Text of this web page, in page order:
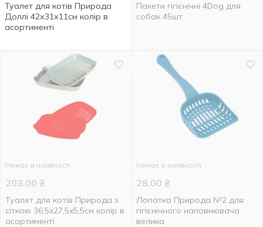
Туалет для котів Природа
Доллі 42х31х11см колір в
асортименті
Пакети гігієнічні 4Dog для
собак 45шт
Немає в наявності
203.00 ₴
Туалет для котів Природа з
сіткою 36,5x27,5x5,5см колір в
асортименті
Немає в наявності
28.00 ₴
Лопатка Природа №2 для
гігієнічного наповнювача
велика